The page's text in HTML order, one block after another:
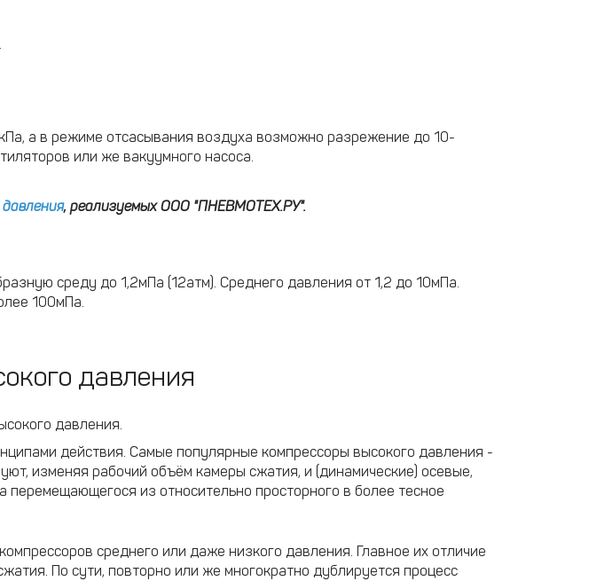
а в режиме отсасывания воздуха возможно разрежение до 10-
или же вакуумного насоса.
, реализуемых ООО "ПНЕВМОТЕХ.РУ".
среду до 1,2мПа (12атм). Среднего давления от 1,2 до 10мПа.
100мПа.
давления
давления.
действия. Самые популярные компрессоры высокого давления -
изменяя рабочий объём камеры сжатия, и (динамические) осевые,
из относительно просторного в более тесное
среднего или даже низкого давления. Главное их отличие
По сути, повторно или же многократно дублируется процесс